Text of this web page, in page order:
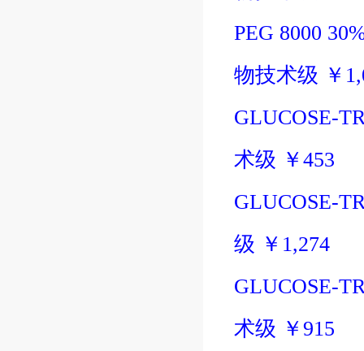
PEG 8000
物技术级 ￥
GLUCOSE-
术级 ￥453
GLUCOSE-
级 ￥ 1,274
GLUCOSE-
术级 ￥915